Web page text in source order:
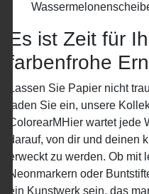
Es ist Zeit für
farbenfrohe
Lassen Sie Papier nicht
laden Sie ein, unsere
ColorearMHier wartet jede
darauf, von dir und deinen
erweckt zu werden. Ob mit
Neonmarkern oder
ein Kunstwerk sein, das